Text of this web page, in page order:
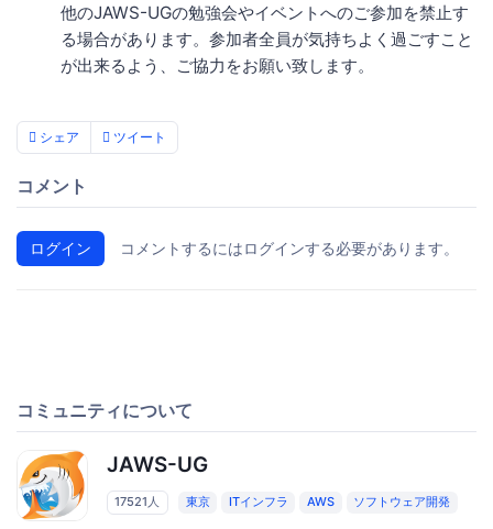
他のJAWS-UGの勉強会やイベントへのご参加を禁止す
る場合があります。参加者全員が気持ちよく過ごすこと
が出来るよう、ご協力をお願い致します。
シェア ツイート
コメント
ログイン コメントするにはログインする必要があります。
コミュニティについて
JAWS-UG
17521人 東京 ITインフラ AWS ソフトウェア開発